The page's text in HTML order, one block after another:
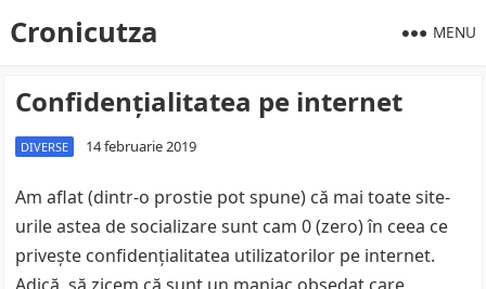
Cronicutza MENU
Confidenţialitatea pe internet
DIVERSE 14 februarie 2019
Am aflat (dintr-o prostie pot spune) că mai toate site-
urile astea de socializare sunt cam 0 (zero) în ceea ce
priveşte confidenţialitatea utilizatorilor pe internet.